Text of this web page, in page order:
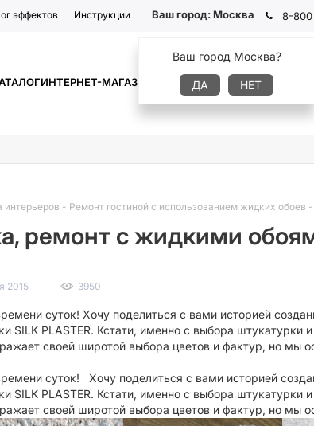
эффектов Инструкции Ваш город:Москва
Ваш город Москва?
ДА НЕТ
8-
ИНТЕРНЕТ-МАГАЗИН ГДЕ КУПИТЬ ИНФОРМАЦИЯ
интерьеров - Ремонт гостиной с использованием жидких обоев -
ремонт с жидкими
2015 3950
суток! Хочу поделиться с вами историей
SILK PLASTER. Кстати, именно с выбора штукатурки
своей широтой выбора цветов и фактур, но
суток! Хочу поделиться с вами историей
SILK PLASTER. Кстати, именно с выбора штукатурки
своей широтой выбора цветов и фактур, но